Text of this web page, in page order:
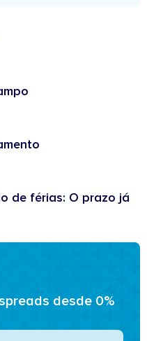
de férias: O prazo já
desde 0%